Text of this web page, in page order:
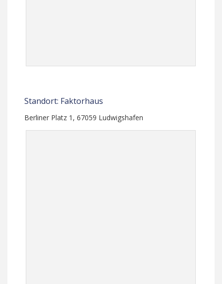
Standort: Faktorhaus
Berliner Platz 1, 67059 Ludwigshafen